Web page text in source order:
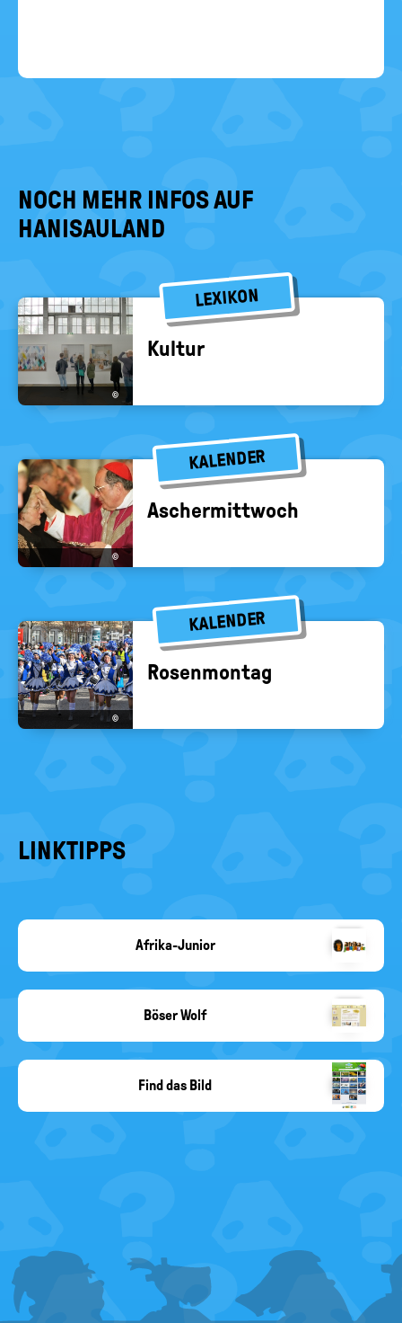
NOCH MEHR INFOS AUF
HANISAULAND
LEXIKON
©
Kul­tur
KALENDER
©
Ascher­mitt­woch
KALENDER
©
Ro­sen­mon­tag
LINKTIPPS
fehlt
Afrika-Junior
fehlt
Böser Wolf
Find das Bild
FOOTER
MENU